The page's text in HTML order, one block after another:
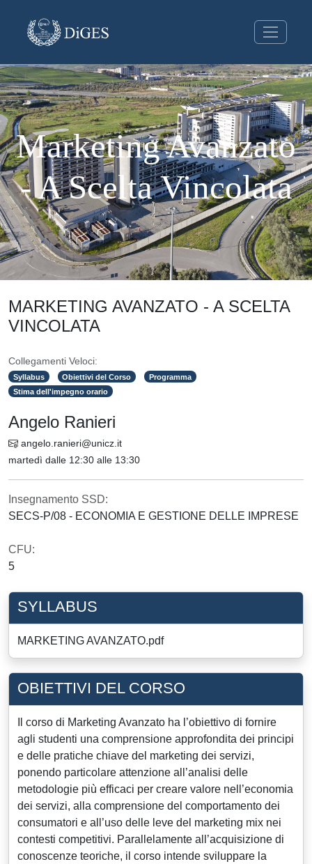
Marketing Avanzato
- A Scelta Vincolata
MARKETING AVANZATO - A SCELTA
VINCOLATA
Collegamenti Veloci:
Syllabus Obiettivi del Corso
Programma
Stima dell'impegno orario
Angelo Ranieri
angelo.ranieri@unicz.it
martedì dalle 12:30 alle 13:30
Insegnamento SSD:
SECS-P/08 - ECONOMIA E GESTIONE DELLE IMPRESE
CFU:
5
SYLLABUS
MARKETING AVANZATO.pdf
OBIETTIVI DEL CORSO
Il corso di Marketing Avanzato ha l’obiettivo di fornire
agli studenti una comprensione approfondita dei principi
e delle pratiche chiave del marketing dei servizi,
ponendo particolare attenzione all’analisi delle
metodologie più efficaci per creare valore nell’economia
dei servizi, alla comprensione del comportamento dei
consumatori e all’uso delle leve del marketing mix nei
contesti competitivi. Parallelamente all’acquisizione di
conoscenze teoriche, il corso intende sviluppare la